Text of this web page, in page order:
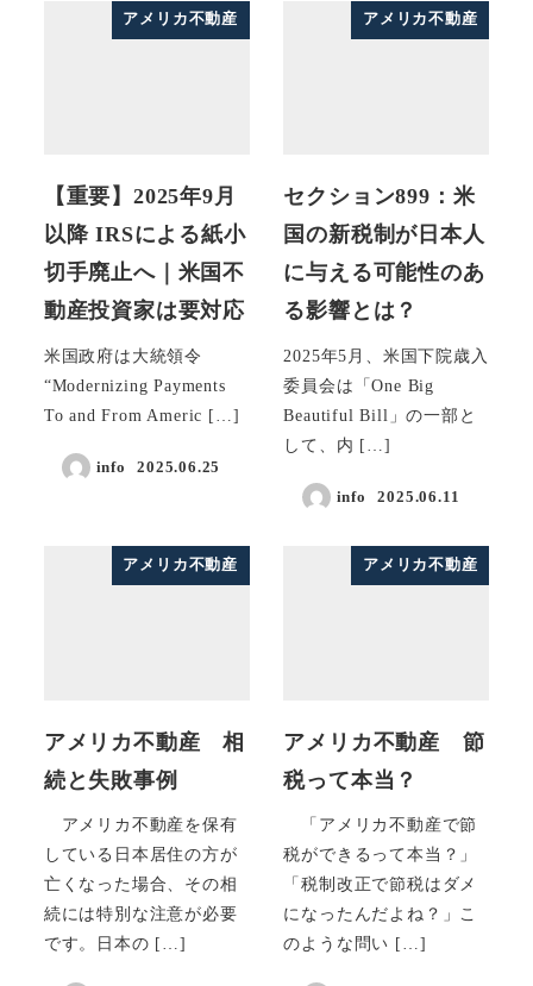
アメリカ不動産
【重要】2025年9月
以降 IRSによる紙小
切手廃止へ｜米国不
動産投資家は要対応
米国政府は大統領令
“Modernizing Payments
To and From Americ […]
info 2025.06.25
アメリカ不動産
セクション899：米
国の新税制が日本人
に与える可能性のあ
る影響とは？
2025年5月、米国下院歳入
委員会は「One Big
Beautiful Bill」の一部と
して、内 […]
info 2025.06.11
アメリカ不動産
アメリカ不動産 相
続と失敗事例
アメリカ不動産を保有
している日本居住の方が
亡くなった場合、その相
続には特別な注意が必要
です。日本の […]
アメリカ不動産
アメリカ不動産 節
税って本当？
「アメリカ不動産で節
税ができるって本当？」
「税制改正で節税はダメ
になったんだよね？」こ
のような問い […]